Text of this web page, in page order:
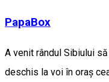
PapaBox
A venit rândul Sibiului
deschis la voi în oraș